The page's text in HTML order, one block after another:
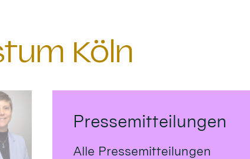
Köln
Pressemitteilungen
Alle Pressemitteilungen